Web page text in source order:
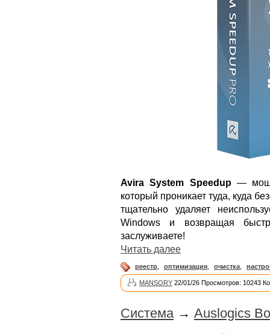
Avira System Speedup—
который проникает туда, куда
тщательно удаляет
Windows и возвращая
заслуживаете!
Читать далее
реестр оптимизация очистка
MANSORY 22/01/26 Просмотров: 10243
Система→ Auslogics